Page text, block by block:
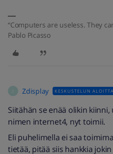
“Computers are useless. They
Pablo Picasso
Zdisplay KESKUSTELUN
Siitähän se enää olikin
nimen internet4, nyt toimii.
Eli puhelimella ei saa
tietää, pitää siis hankkia